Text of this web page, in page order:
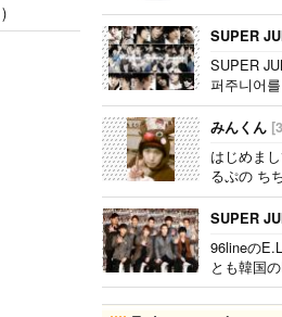
)
SUPER
SUPER
퍼주니어
PER
ひお友達
we can be
みんくん
はじめま
るぷの ち
好きです
ています
SUPER
96lineの
とも韓国
ので よか
☆..